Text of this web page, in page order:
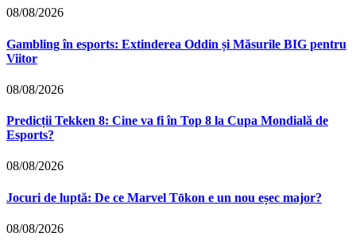
08/08/2026
Gambling în esports: Extinderea Oddin și Măsurile BIG pentru
Viitor
08/08/2026
Predicții Tekken 8: Cine va fi în Top 8 la Cupa Mondială de
Esports?
08/08/2026
Jocuri de luptă: De ce Marvel Tōkon e un nou eșec major?
08/08/2026